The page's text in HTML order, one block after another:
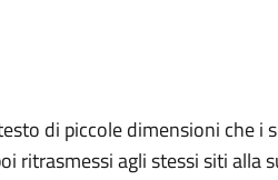
di piccole dimensioni che
ritrasmessi agli stessi siti alla